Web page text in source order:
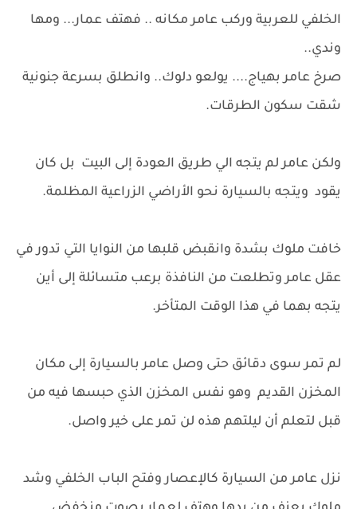
الخلفي للعربية وركب عامر مكانه .. فهتف عمار... ومها
وندي..
صرخ عامر بهياج.... يولعو دلوك.. وانطلق بسرعة جنونية
شقت سكون الطرقات.
ولكن عامر لم يتجه الي طريق العودة إلى البيت بل كان
يقود ويتجه بالسيارة نحو الأراضي الزراعية المظلمة.
خافت ملوك بشدة وانقبض قلبها من النوايا التي تدور في
عقل عامر وتطلعت من النافذة برعب متسائلة إلى أين
يتجه بهما في هذا الوقت المتأخر.
لم تمر سوى دقائق حتى وصل عامر بالسيارة إلى مكان
المخزن القديم وهو نفس المخزن الذي حبسها فيه من
قبل لتعلم أن ليلتهم هذه لن تمر على خير واصل.
نزل عامر من السيارة كالإعصار وفتح الباب الخلفي وشد